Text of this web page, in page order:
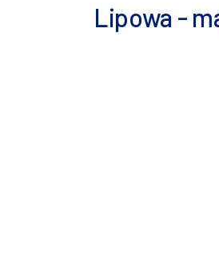
Lipowa -